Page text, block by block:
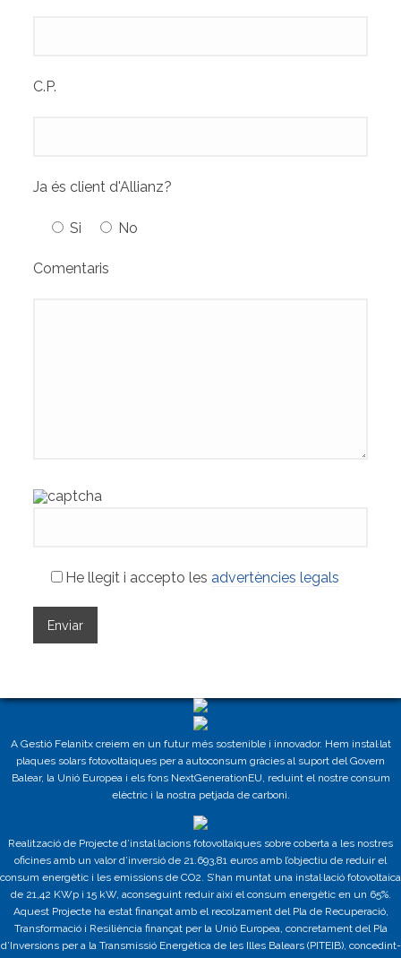
C.P.
Ja és client d'Allianz?
Si No
Comentaris
He llegit i accepto les advertències legals
A Gestió Felanitx creiem en un futur més sostenible i innovador. Hem instal·lat
plaques solars fotovoltaiques per a autoconsum gràcies al suport del Govern
Balear, la Unió Europea i els fons NextGenerationEU, reduint el nostre consum
elèctric i la nostra petjada de carboni.
Realització de Projecte d’instal·lacions fotovoltaiques sobre coberta a les nostres
oficines amb un valor d’inversió de 21.693,81 euros amb l’objectiu de reduir el
consum energètic i les emissions de CO2. S’han muntat una instal·lació fotovoltaica
de 21,42 KWp i 15 kW, aconseguint reduir així el consum energètic en un 65%.
Aquest Projecte ha estat finançat amb el recolzament del Pla de Recuperació,
Transformació i Resiliència finançat per la Unió Europea, concretament del Pla
d’Inversions per a la Transmissió Energètica de les Illes Balears (PITEIB), concedint-